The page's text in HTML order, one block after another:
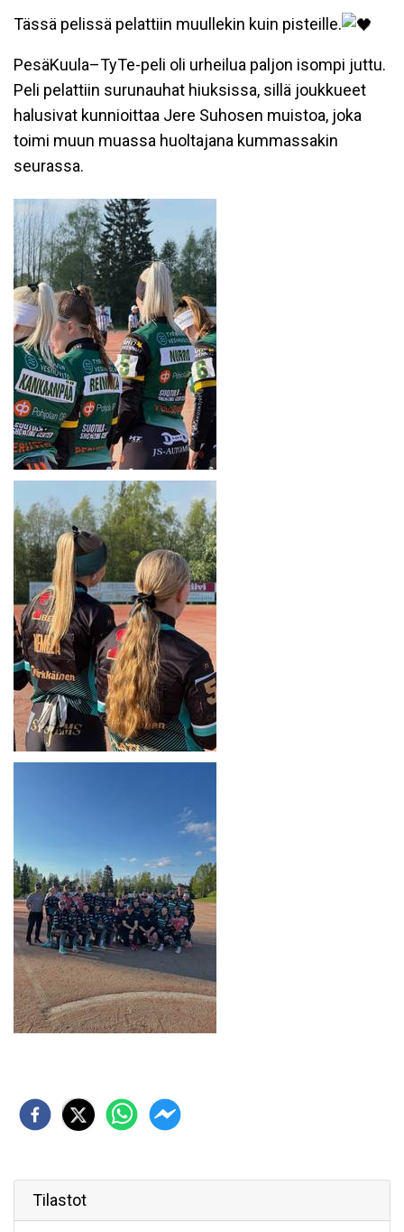
Tässä pelissä pelattiin muullekin kuin pisteille.
PesäKuula–TyTe-peli oli urheilua paljon isompi juttu.
Peli pelattiin surunauhat hiuksissa, sillä joukkueet
halusivat kunnioittaa Jere Suhosen muistoa, joka
toimi muun muassa huoltajana kummassakin
seurassa.
Tilastot